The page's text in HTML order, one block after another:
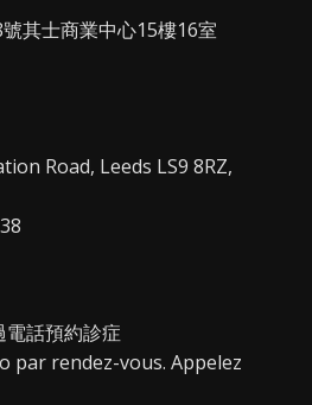
其士商業中心15樓16室
Road, Leeds LS9 8RZ,
電話預約診症
par rendez-vous. Appelez